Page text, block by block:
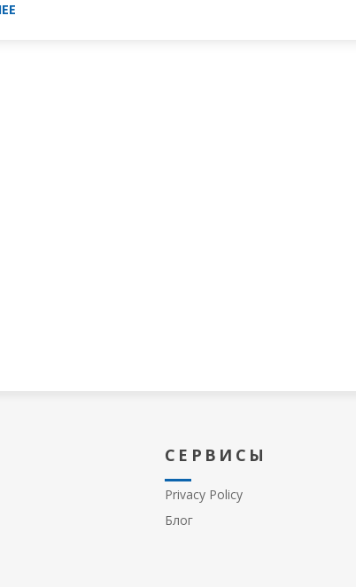
СЕРВИСЫ
Privacy Policy
Блог